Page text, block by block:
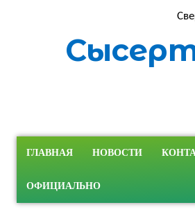
ГЛАВНАЯ НОВОСТИ
ОФИЦИАЛЬНО